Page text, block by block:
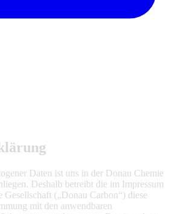
Daten ist uns in der Donau Chemie
Deshalb betreibt die im Impressum
Gesellschaft („Donau Carbon“) diese
mit den anwendbaren